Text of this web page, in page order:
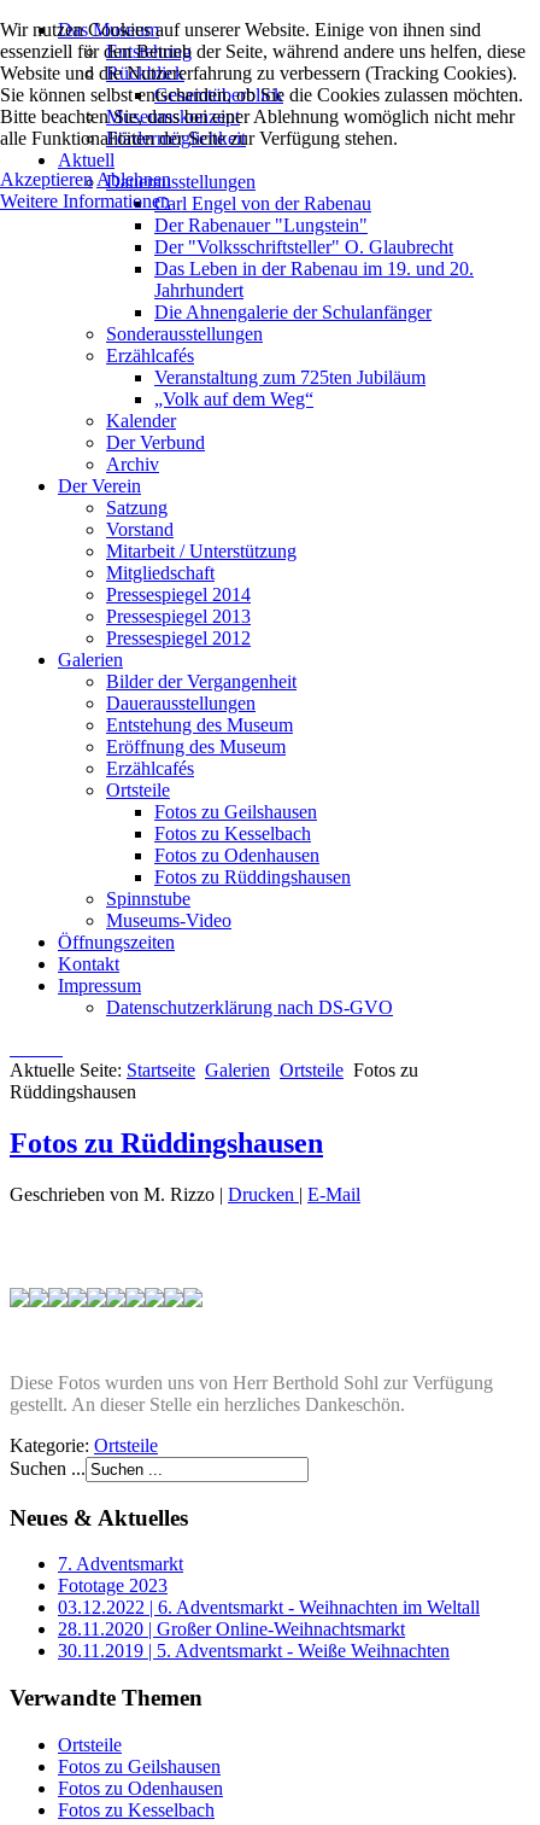
Das Museum
Entstehung
Rückblick
Gesamtüberblick
Museumskonzept
Fördermöglichkeit
Aktuell
Dauerausstellungen
Carl Engel von der Rabenau
Der Rabenauer "Lungstein"
Der "Volksschriftsteller" O. Glaubrecht
Das Leben in der Rabenau im 19. und 20.
Jahrhundert
Die Ahnengalerie der Schulanfänger
Sonderausstellungen
Erzählcafés
Veranstaltung zum 725ten Jubiläum
„Volk auf dem Weg“
Kalender
Der Verbund
Archiv
Der Verein
Satzung
Vorstand
Mitarbeit / Unterstützung
Mitgliedschaft
Pressespiegel 2014
Pressespiegel 2013
Pressespiegel 2012
Galerien
Bilder der Vergangenheit
Dauerausstellungen
Entstehung des Museum
Eröffnung des Museum
Erzählcafés
Ortsteile
Fotos zu Geilshausen
Fotos zu Kesselbach
Fotos zu Odenhausen
Fotos zu Rüddingshausen
Spinnstube
Museums-Video
Öffnungszeiten
Kontakt
Impressum
Datenschutzerklärung nach DS-GVO
Aktuelle Seite: Startseite Galerien Ortsteile Fotos zu
Rüddingshausen
Fotos zu Rüddingshausen
Geschrieben von M. Rizzo | Drucken | E-Mail
Diese Fotos wurden uns von Herr Berthold Sohl zur Verfügung
gestellt. An dieser Stelle ein herzliches Dankeschön.
Kategorie: Ortsteile
Suchen ...
Neues & Aktuelles
7. Adventsmarkt
Fototage 2023
03.12.2022 | 6. Adventsmarkt - Weihnachten im Weltall
28.11.2020 | Großer Online-Weihnachtsmarkt
30.11.2019 | 5. Adventsmarkt - Weiße Weihnachten
Verwandte Themen
Ortsteile
Fotos zu Geilshausen
Fotos zu Odenhausen
Fotos zu Kesselbach
Wir nutzen Cookies auf unserer Website. Einige von ihnen sind
essenziell für den Betrieb der Seite, während andere uns helfen, diese
Website und die Nutzererfahrung zu verbessern (Tracking Cookies).
Sie können selbst entscheiden, ob Sie die Cookies zulassen möchten.
Bitte beachten Sie, dass bei einer Ablehnung womöglich nicht mehr
alle Funktionalitäten der Seite zur Verfügung stehen.
Akzeptieren Ablehnen
Weitere Informationen